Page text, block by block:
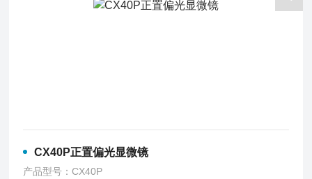
CX40P正置偏光显微镜
产品型号：CX40P